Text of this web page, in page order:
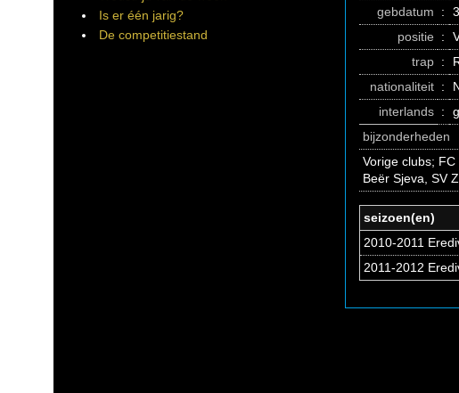
Is er één jarig?
De competitiestand
gebdatum
:
positie :
trap :
nationaliteit :
interlands :
bijzonderheden
Vorige clubs;
Beër Sjeva, SV
seizoen(en)
2010-2011
2011-2012